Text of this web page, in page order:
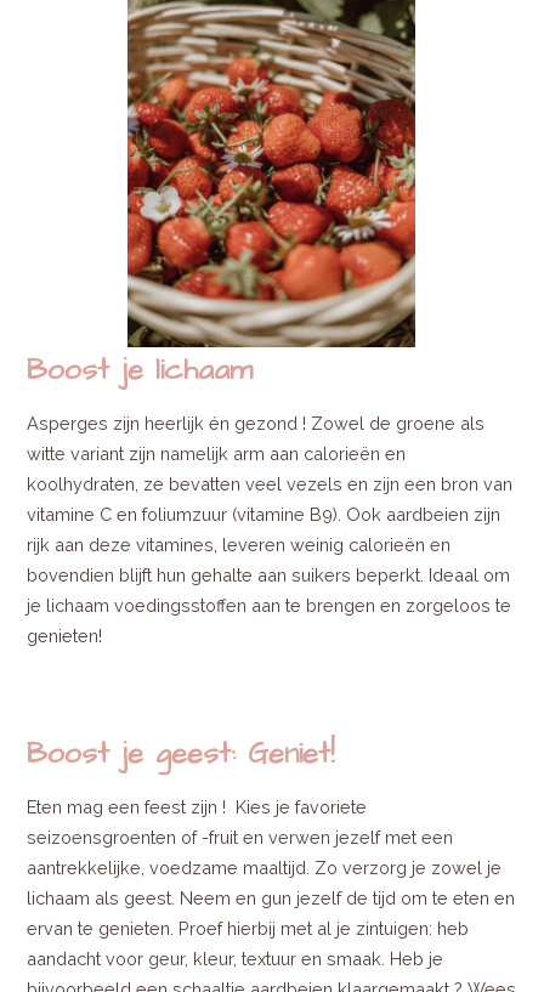
Boost je lichaam
Asperges zijn heerlijk én gezond ! Zowel de groene als
witte variant zijn namelijk arm aan calorieën en
koolhydraten, ze bevatten veel vezels en zijn een bron van
vitamine C en foliumzuur (vitamine B9). Ook aardbeien zijn
rijk aan deze vitamines, leveren weinig calorieën en
bovendien blijft hun gehalte aan suikers beperkt. Ideaal om
je lichaam voedingsstoffen aan te brengen en zorgeloos te
genieten!
Boost je geest: Geniet!
Eten mag een feest zijn ! Kies je favoriete
seizoensgroenten of -fruit en verwen jezelf met een
aantrekkelijke, voedzame maaltijd. Zo verzorg je zowel je
lichaam als geest. Neem en gun jezelf de tijd om te eten en
ervan te genieten. Proef hierbij met al je zintuigen: heb
aandacht voor geur, kleur, textuur en smaak. Heb je